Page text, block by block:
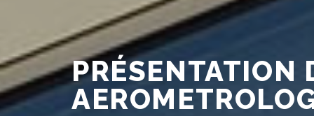
PRÉSENTATION